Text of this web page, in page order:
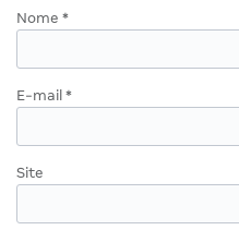
Nome *
E-mail *
Site